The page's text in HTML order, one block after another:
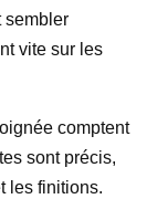
sembler
vite sur les
comptent
sont précis,
les finitions.